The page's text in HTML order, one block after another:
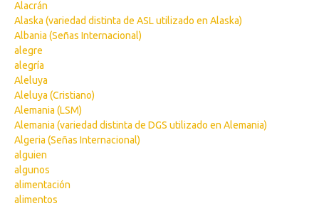
Alacrán
Alaska (variedad distinta de ASL utilizado en Alaska)
Albania (Señas Internacional)
alegre
alegría
Aleluya
Aleluya (Cristiano)
Alemania (LSM)
Alemania (variedad distinta de DGS utilizado en Alemania)
Algeria (Señas Internacional)
alguien
algunos
alimentación
alimentos